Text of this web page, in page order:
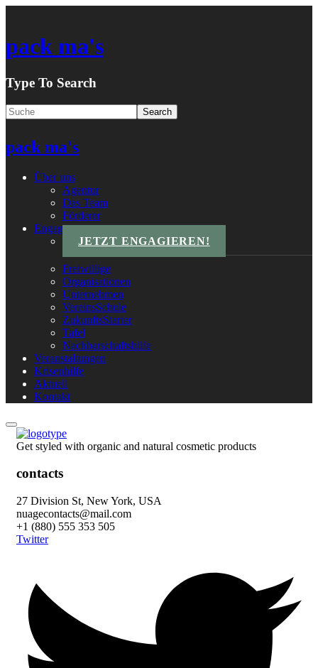
pack ma's
Type To Search
pack ma's
Über uns
Agentur
Das Team
Förderer
Engagements
JETZT ENGAGIEREN!
Freiwillige
Organisationen
Unternehmen
VereinsSchule
ZukunftsStarter
Tafel
Nachbarschaftshilfe
Veranstaltungen
Krisenhilfe
Aktuell
Kontakt
Get styled with organic and natural cosmetic products
contacts
27 Division St, New York, USA
nuagecontacts@mail.com
+1 (880) 555 353 505
Twitter